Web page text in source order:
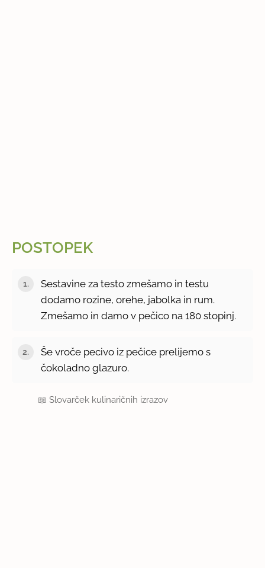
POSTOPEK
Sestavine za testo zmešamo in testu
dodamo rozine, orehe, jabolka in rum.
Zmešamo in damo v pečico na 180 stopinj.
Še vroče pecivo iz pečice prelijemo s
čokoladno glazuro.
📖Slovarček kulinaričnih izrazov